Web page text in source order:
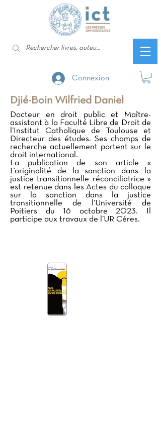
Connexion
Djié-Boin Wilfried Daniel
Docteur en droit public et Maître-
assistant à la Faculté Libre de Droit de
l’Institut Catholique de Toulouse et
Directeur des études. Ses champs de
recherche actuellement portent sur le
droit international.
La publication de son article «
L’originalité de la sanction dans la
justice transitionnelle réconciliatrice »
est retenue dans les Actes du colloque
sur la sanction dans la justice
transitionnelle de l’Université de
Poitiers du 16 octobre 2023. Il
participe aux travaux de l’UR Céres.